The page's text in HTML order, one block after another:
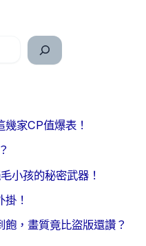
家CP值爆表！
小孩的秘密武器！
！
，畫質竟比盜版還讚？